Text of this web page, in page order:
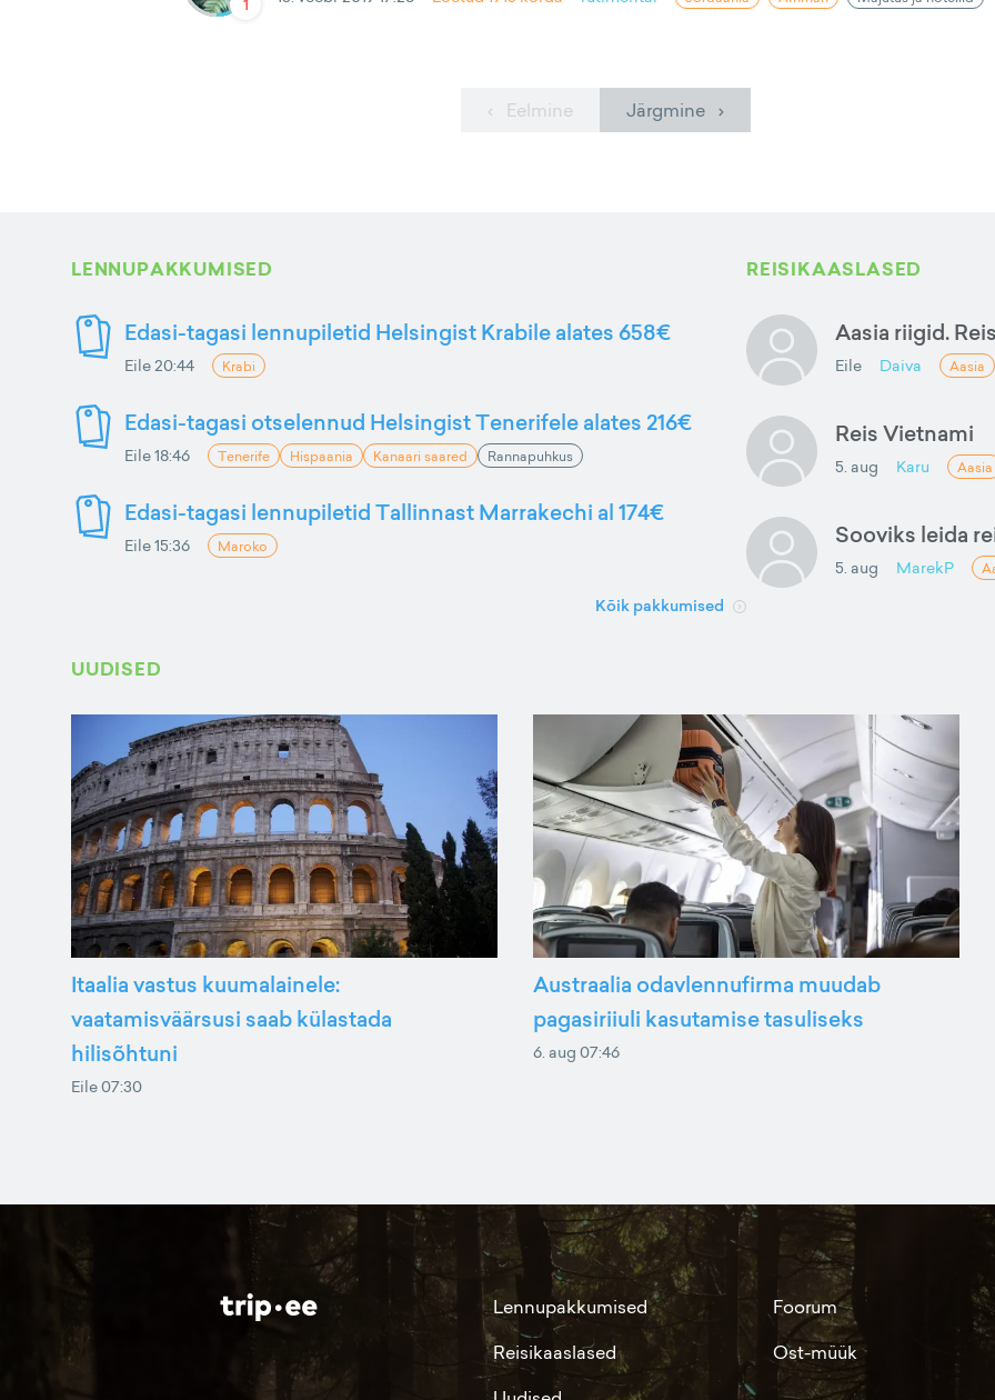
1
‹ Eelmine Järgmine ›
LENNUPAKKUMISED
Edasi-tagasi lennupiletid Helsingist Krabile alates 658€
Eile 20:44 Krabi
Edasi-tagasi otselennud Helsingist Tenerifele alates 216€
Eile 18:46 Tenerife Hispaania Kanaari saared Rannapuhkus
Edasi-tagasi lennupiletid Tallinnast Marrakechi al 174€
Eile 15:36 Maroko
Kõik pakkumised
REISIKAASLASED
Aasia riigid.
Eile Daiva Aasia
Reis Vietnami
5. aug Karu Aasia
Sooviks leida
5. aug MarekP
UUDISED
Itaalia vastus kuumalainele:
vaatamisväärsusi saab külastada
hilisõhtuni
Eile 07:30
Austraalia odavlennufirma muudab
pagasiriiuli kasutamise tasuliseks
6. aug 07:46
Lennupakkumised
Reisikaaslased
Foorum
Ost-müük